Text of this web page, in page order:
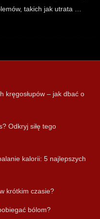
takich jak utrata …
kręgosłupów – jak dbać o
Odkryj siłę tego
kalorii: 5 najlepszych
krótkim czasie?
bólom?